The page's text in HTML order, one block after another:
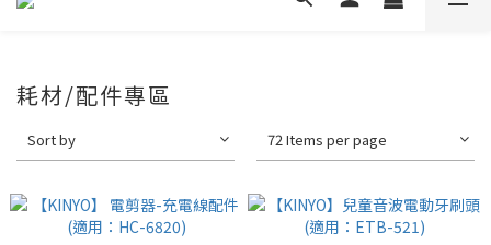
新會員送$100購物金✨再享消費回饋無極限
耗材/配件專區
Sort by 72 Items per page